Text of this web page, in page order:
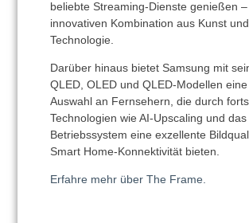
beliebte Streaming-Dienste genießen
innovativen Kombination aus Kunst
Technologie.
Darüber hinaus bietet Samsung mit
QLED, OLED und QLED-Modellen
Auswahl an Fernsehern, die durch
Technologien wie AI-Upscaling und das
Betriebssystem eine exzellente
Smart Home-Konnektivität bieten.
Erfahre mehr über The Frame.